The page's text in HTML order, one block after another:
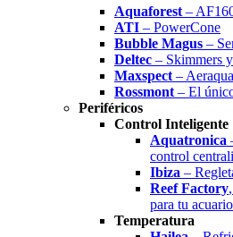
Aquaforest –
ATI – PowerCone
Bubble Magus –
Deltec – Skimmers
Maxspect –
Rossmont – El
Periféricos
Control Inteligente
Aquatronica
control
Ibiza –
Reef Factory
para tu acuario
Temperatura